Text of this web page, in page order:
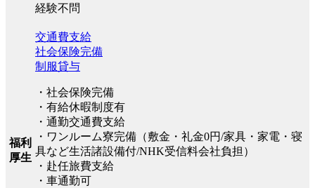
経験不問
福利
厚生
交通費支給
社会保険完備
制服貸与
・社会保険完備
・有給休暇制度有
・通勤交通費支給
・ワンルーム寮完備（敷金・礼金0円/家具・家電・寝
具など生活諸設備付/NHK受信料会社負担）
・赴任旅費支給
・車通勤可